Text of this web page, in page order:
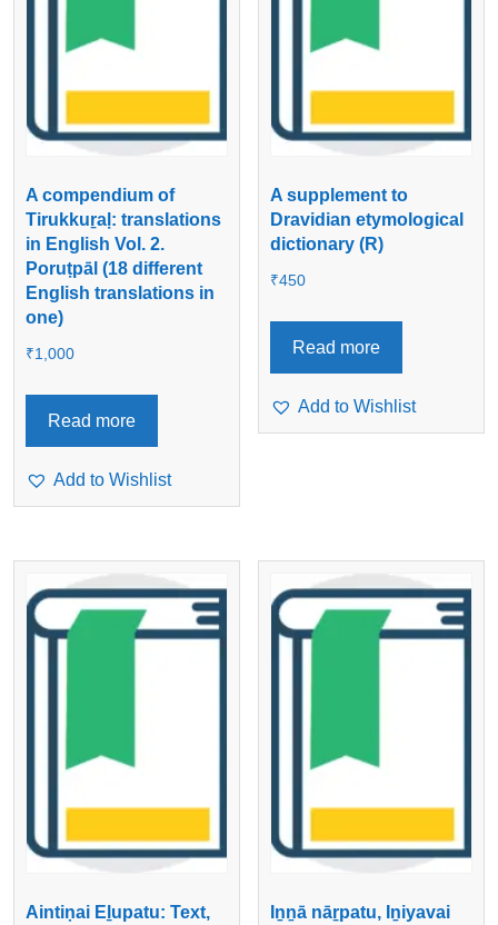
A compendium of
Tirukkuṟaḷ: translations
in English Vol. 2.
Poruṭpāl (18 different
English translations in
one)
₹1,000
Read more
Add to Wishlist
A supplement to
Dravidian etymological
dictionary (R)
₹450
Read more
Add to Wishlist
Aintiṇai Eḻupatu: Text,
Iṉṉā nāṟpatu, Iṉiyavai